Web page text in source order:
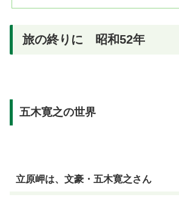
旅の終りに 昭和52年
五木寛之の世界
立原岬は、文豪・五木寛之さん